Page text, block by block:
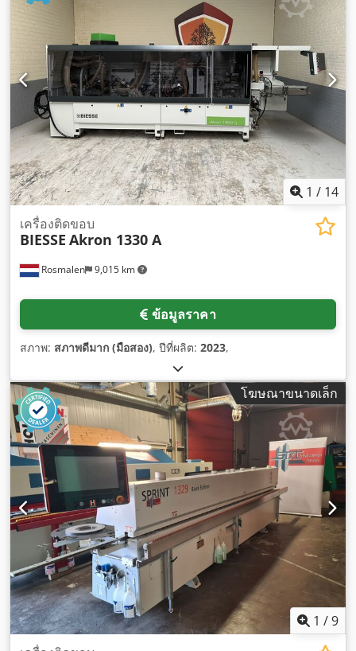
1 / 14
Rosmalen 9,015 km
เครื่องติดขอบ
BIESSE Akron 1330 A
ข้อมูลราคา
สภาพ: สภาพดีมาก (มือสอง), ปีที่ผลิต: 2023,
โฆษณาขนาดเล็ก
1 /9